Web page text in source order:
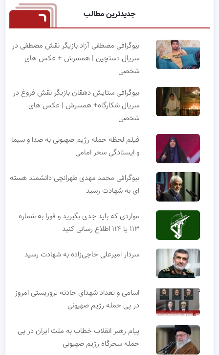
جدیدترین مطالب
بیوگرافی مصطفی آزاد بازیگر نقش مصطفی در
سریال دستچین | همسرش + عکس های
شخصی
بیوگرافی ستایش دهقان بازیگر نقش فروغ در
سریال شکارگاه+ همسرش | عکس های
شخصی
فیلم لحظه حمله رژیم صهیونی به صدا و سیما
و ایستادگی سحر امامی
بیوگرافی محمد مهدی طهرانچی دانشمند هسته
ای به شهادت رسید
مواردی که باید جدی بگیرید و فورا به شماره
۱۱۳ یا ۱۱۴ اطلاع رسانی کنید
سردار امیرعلی حاجی‌زاده به شهادت رسید
اسامی و تعداد شهدای حادثه تروریستی امروز
در پی حمله رژیم صهیونی
پیام رهبر انقلاب خطاب به ملت ایران در پی
حمله سحرگاه رژیم صهیونی